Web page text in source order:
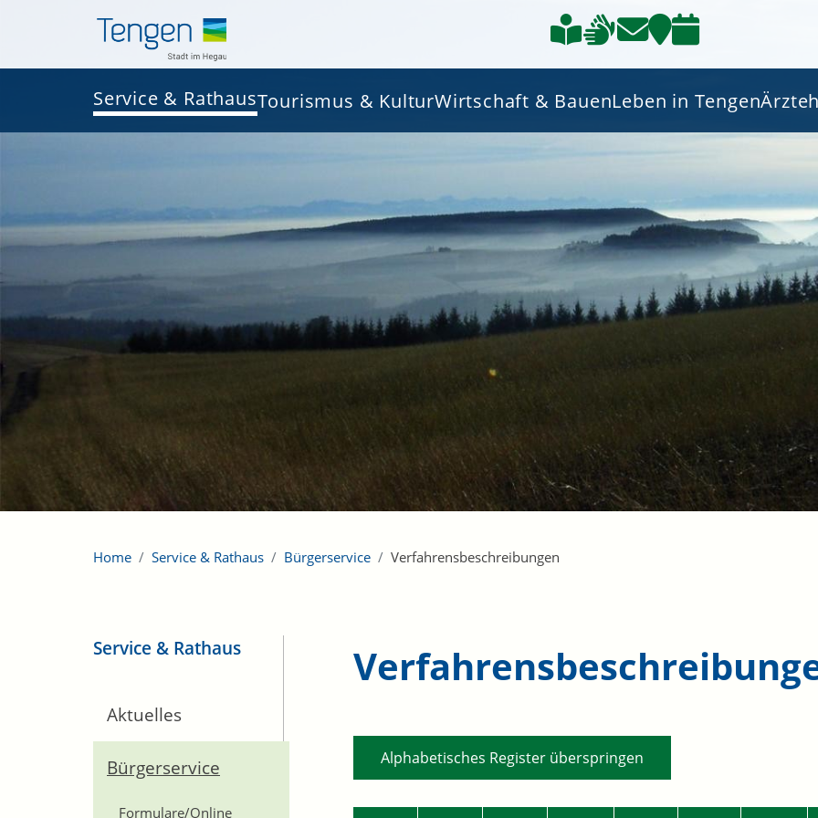
Service & RathausTourismus & KulturWirtschaft & BauenLeben in Tengen
Home Service & Rathaus Bürgerservice Verfahrensbeschreibungen
Service & Rathaus
Aktuelles
Bürgerservice
Formulare/Online
Alphabetisches Register überspringen